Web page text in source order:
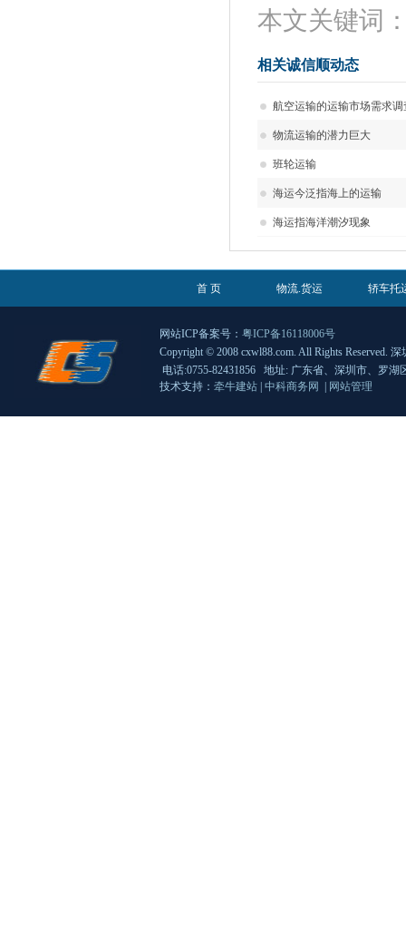
本文关键词
相关诚信顺动态
航空运输的运输市场需求调
物流运输的潜力巨大
班轮运输
海运今泛指海上的运输
海运指海洋潮汐现象
首 页 物流.货运 轿车托
网站ICP备案号： 粤ICP备16118006号
Copyright © 2008 cxwl88.com. All Rights Reserved.
电话:0755-82431856 地址: 广东省、深圳市、罗湖
技术支持： 牵牛建站 | 中科商务网 | 网站管理